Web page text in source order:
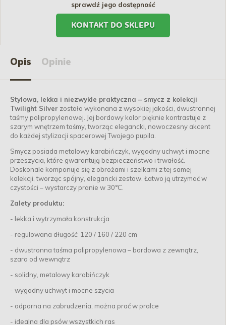
sprawdź jego dostępność
KONTAKT DO SKLEPU
Opis Opinie
Stylowa, lekka i niezwykle praktyczna – smycz z kolekcji
Twilight Silver została wykonana z wysokiej jakości, dwustronnej
taśmy polipropylenowej. Jej bordowy kolor pięknie kontrastuje z
szarym wnętrzem taśmy, tworząc elegancki, nowoczesny akcent
do każdej stylizacji spacerowej Twojego pupila.
Smycz posiada metalowy karabińczyk, wygodny uchwyt i mocne
przeszycia, które gwarantują bezpieczeństwo i trwałość.
Doskonale komponuje się z obrożami i szelkami z tej samej
kolekcji, tworząc spójny, elegancki zestaw. Łatwo ją utrzymać w
czystości – wystarczy pranie w 30°C.
Zalety produktu:
- lekka i wytrzymała konstrukcja
- regulowana długość: 120 / 160 / 220 cm
- dwustronna taśma polipropylenowa – bordowa z zewnątrz,
szara od wewnątrz
- solidny, metalowy karabińczyk
- wygodny uchwyt i mocne szycia
- odporna na zabrudzenia, można prać w pralce
- idealna dla psów wszystkich ras